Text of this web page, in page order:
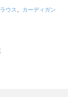
ウス
カーディガン
の一覧